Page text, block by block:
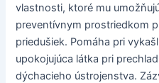
vlastnosti, ktoré mu
preventívnym prostriedkom
priedušiek. Pomáha pri
upokojujúca látka pri
dýchacieho ústrojenstva.